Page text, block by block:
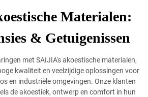
Materialen:
& Getuigenissen
met SAIJIA's akoestische materialen,
kwaliteit en veelzijdige oplossingen voor
en industriële omgevingen. Onze klanten
de akoestiek, ontwerp en comfort in hun